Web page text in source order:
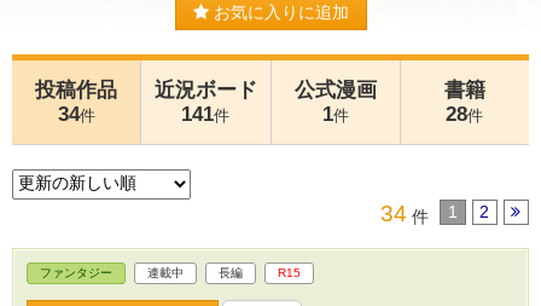
お気に入りに追加
投稿作品
34件
近況ボード
141件
公式漫画
1件
書籍
28件
34 件 1 2
ファンタジー 連載中 長編 R15